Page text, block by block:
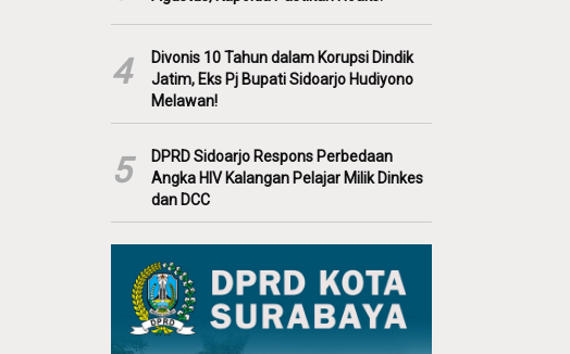
4
Divonis 10 Tahun dalam Korupsi Dindik
Jatim, Eks Pj Bupati Sidoarjo Hudiyono
Melawan!
5
DPRD Sidoarjo Respons Perbedaan
Angka HIV Kalangan Pelajar Milik Dinkes
dan DCC